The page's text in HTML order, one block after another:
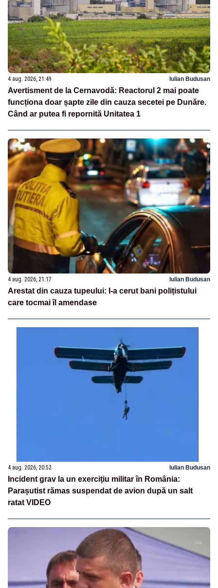
4 aug. 2026, 21:49 Iulian Budusan
Avertisment de la Cernavodă: Reactorul 2 mai poate
funcționa doar șapte zile din cauza secetei pe Dunăre.
Când ar putea fi repornită Unitatea 1
4 aug. 2026, 21:17 Iulian Budusan
Arestat din cauza tupeului: I-a cerut bani polițistului
care tocmai îl amendase
4 aug. 2026, 20:52 Iulian Budusan
Incident grav la un exercițiu militar în România:
Parașutist rămas suspendat de avion după un salt
ratat VIDEO